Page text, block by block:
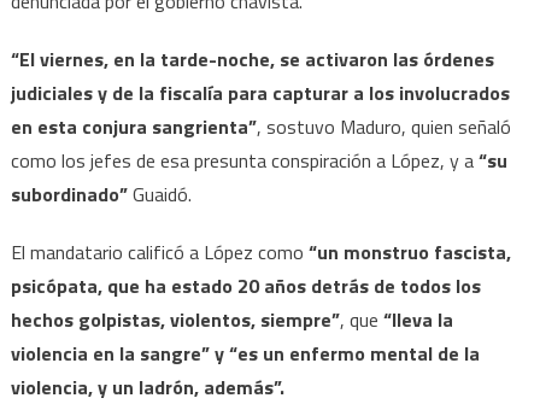
“El viernes, en la tarde-noche, se activaron las órdenes
judiciales y de la fiscalía para capturar a los involucrados
en esta conjura sangrienta”, sostuvo Maduro, quien señaló
como los jefes de esa presunta conspiración a López, y a“su
subordinado”Guaidó.
El mandatario calificó a López como “un monstruo fascista,
psicópata, que ha estado 20 años detrás de todos los
hechos golpistas, violentos, siempre”, que “lleva la
violencia en la sangre” y “es un enfermo mental de la
violencia, y un ladrón, además”.